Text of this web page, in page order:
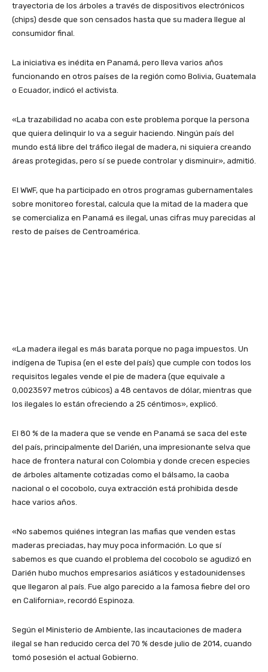
trayectoria de los árboles a través de dispositivos electrónicos
(chips) desde que son censados hasta que su madera llegue al
consumidor final.
La iniciativa es inédita en Panamá, pero lleva varios años
funcionando en otros países de la región como Bolivia, Guatemala
o Ecuador, indicó el activista.
«La trazabilidad no acaba con este problema porque la persona
que quiera delinquir lo va a seguir haciendo. Ningún país del
mundo está libre del tráfico ilegal de madera, ni siquiera creando
áreas protegidas, pero sí se puede controlar y disminuir», admitió.
El WWF, que ha participado en otros programas gubernamentales
sobre monitoreo forestal, calcula que la mitad de la madera que
se comercializa en Panamá es ilegal, unas cifras muy parecidas al
resto de países de Centroamérica.
«La madera ilegal es más barata porque no paga impuestos. Un
indígena de Tupisa (en el este del país) que cumple con todos los
requisitos legales vende el pie de madera (que equivale a
0,0023597 metros cúbicos) a 48 centavos de dólar, mientras que
los ilegales lo están ofreciendo a 25 céntimos», explicó.
El 80 % de la madera que se vende en Panamá se saca del este
del país, principalmente del Darién, una impresionante selva que
hace de frontera natural con Colombia y donde crecen especies
de árboles altamente cotizadas como el bálsamo, la caoba
nacional o el cocobolo, cuya extracción está prohibida desde
hace varios años.
«No sabemos quiénes integran las mafias que venden estas
maderas preciadas, hay muy poca información. Lo que sí
sabemos es que cuando el problema del cocobolo se agudizó en
Darién hubo muchos empresarios asiáticos y estadounidenses
que llegaron al país. Fue algo parecido a la famosa fiebre del oro
en California», recordó Espinoza.
Según el Ministerio de Ambiente, las incautaciones de madera
ilegal se han reducido cerca del 70 % desde julio de 2014, cuando
tomó posesión el actual Gobierno.